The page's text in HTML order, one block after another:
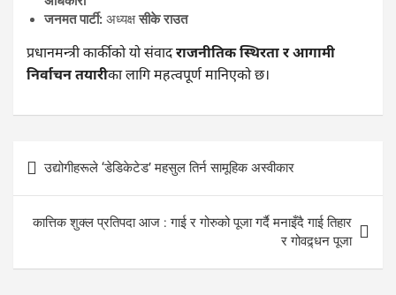
जनमत पार्टी: अध्यक्षसीके राउत
प्रधानमन्त्री कार्कीको यो संवादराजनीतिक स्थिरता र आगामी
निर्वाचन तयारीका लागि महत्वपूर्ण मानिएको छ।
उद्योगीहरूले ‘डेडिकेटेड’ महसुल तिर्न सामूहिक अस्वीकार
कात्तिक शुक्ल प्रतिपदा आज : गाई र गोरुको पूजा गर्दै मनाइँदै गाई तिहार
र गोवद्र्धन पूजा